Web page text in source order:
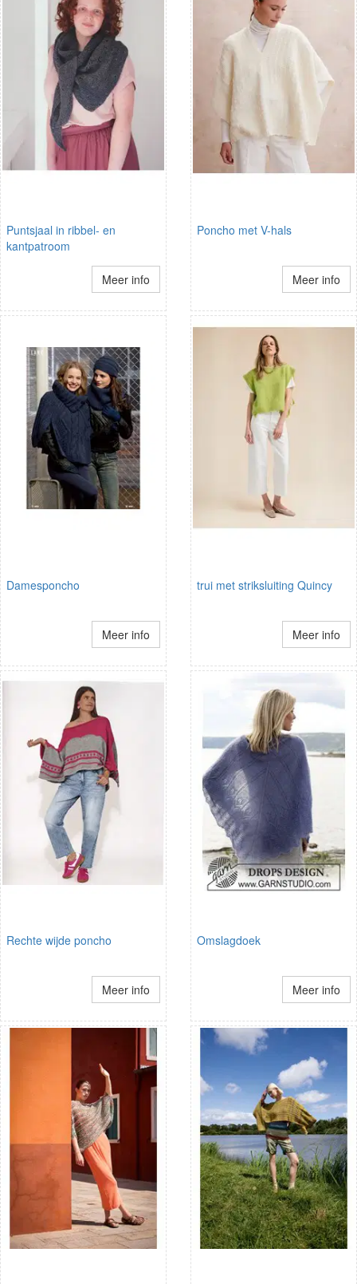
Puntsjaal in ribbel- en
kantpatroom
Meer info
Poncho met V-hals
Meer info
Damesponcho
Meer info
trui met striksluiting Quincy
Meer info
Rechte wijde poncho
Meer info
Omslagdoek
Meer info